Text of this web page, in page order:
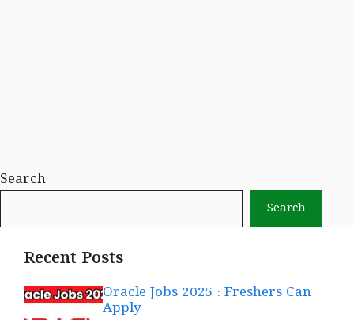
Search
Search
Recent Posts
Oracle Jobs 2025 : Freshers Can
Apply